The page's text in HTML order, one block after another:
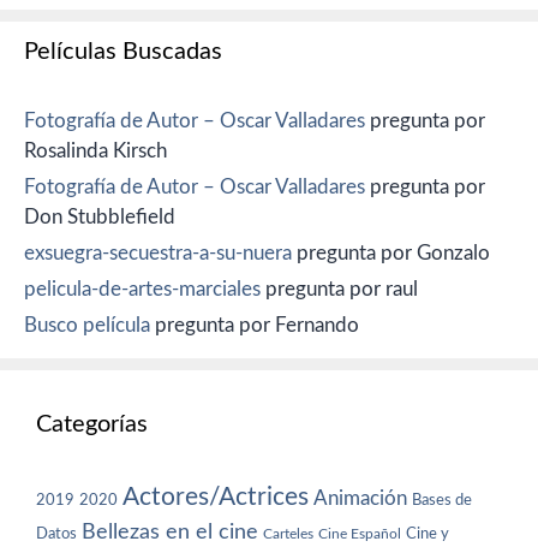
Películas Buscadas
Fotografía de Autor – Oscar Valladares pregunta por
Rosalinda Kirsch
Fotografía de Autor – Oscar Valladares pregunta por
Don Stubblefield
exsuegra-secuestra-a-su-nuera pregunta por Gonzalo
pelicula-de-artes-marciales pregunta por raul
Busco película pregunta por Fernando
Categorías
2019 2020 Actores/Actrices Animación Bases de
Datos Bellezas en el cine Carteles Cine Español Cine y